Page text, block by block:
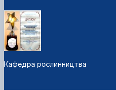
Кафедра рослинництва